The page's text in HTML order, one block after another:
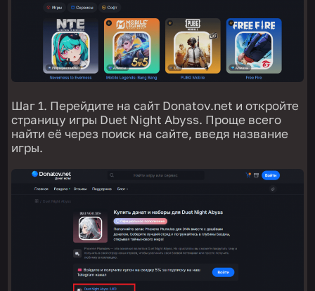
Шаг 1. Перейдите на сайт Donatov.net и откройте
страницу игры Duet Night Abyss. Проще всего
найти её через поиск на сайте, введя название
игры.